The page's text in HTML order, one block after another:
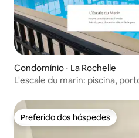
Condomínio ⋅ La Rochelle
L'escale du marin: piscina,
Preferido dos hóspedes
Preferido dos hóspedes